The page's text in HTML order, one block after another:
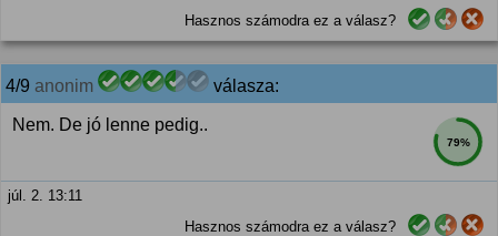
Hasznos számodra ez a válasz?
4/9 anonim válasza:
79%
Nem. De jó lenne pedig..
júl. 2. 13:11
Hasznos számodra ez a válasz?